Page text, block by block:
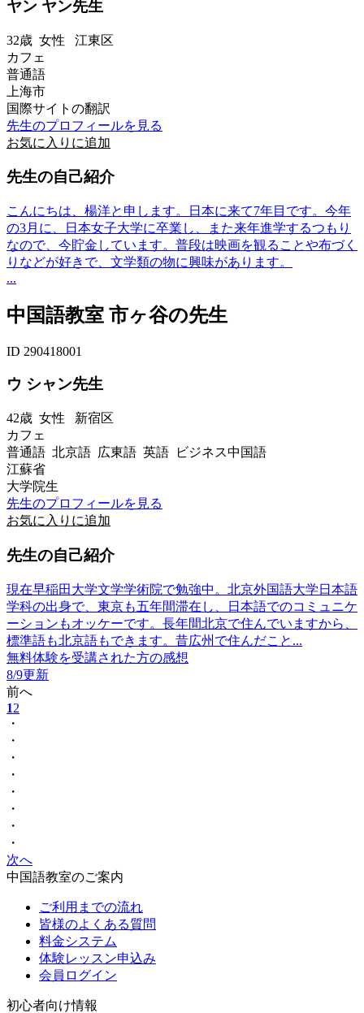
ヤン ヤン先生
32歳 女性 江東区
カフェ
普通語
上海市
国際サイトの翻訳
先生のプロフィールを見る
お気に入りに追加
先生の自己紹介
こんにちは、楊洋と申します。日本に来て7年目です。今年
の3月に、日本女子大学に卒業し、また来年進学するつもり
なので、今貯金しています。普段は映画を観ることや布づく
りなどが好きで、文学類の物に興味があります。
...
中国語教室 市ヶ谷の先生
ID 290418001
ウ シャン先生
42歳 女性 新宿区
カフェ
普通語 北京語 広東語 英語 ビジネス中国語
江蘇省
大学院生
先生のプロフィールを見る
お気に入りに追加
先生の自己紹介
現在早稲田大学文学学術院で勉強中。北京外国語大学日本語
学科の出身で、東京も五年間滞在し、日本語でのコミュニケ
ーションもオッケーです。長年間北京で住んでいますから、
標準語も北京語もできます。昔広州で住んだこと...
無料体験を受講された方の感想
8/9更新
前へ
12
・
・
・
・
・
・
・
・
次へ
中国語教室のご案内
ご利用までの流れ
皆様のよくある質問
料金システム
体験レッスン申込み
会員ログイン
初心者向け情報